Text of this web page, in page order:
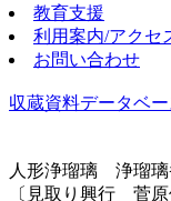
教育支援
利用案内/アクセ
お問い合わせ
収蔵資料データベー
人形浄瑠璃 浄瑠璃
〔見取り興行 菅原